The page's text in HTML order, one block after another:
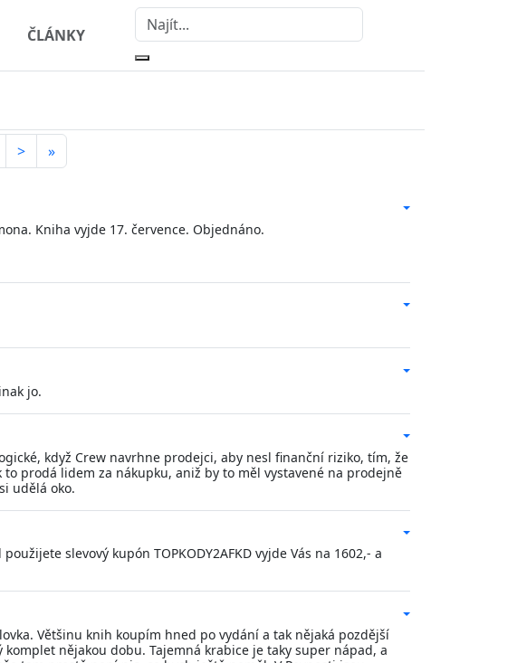
ČLÁNKY
> »
Kniha vyjde 17. července. Objednáno.
jo.
když Crew navrhne prodejci, aby nesl finanční riziko, tím, že
prodá lidem za nákupku, aniž by to měl vystavené na prodejně
udělá oko.
použijete slevový kupón TOPKODY2AFKD vyjde Vás na 1602,- a
Většinu knih koupím hned po vydání a tak nějaká pozdější
nějakou dobu. Tajemná krabice je taky super nápad, a